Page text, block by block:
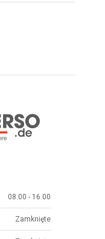
08.00 - 16.00
Zamknięte